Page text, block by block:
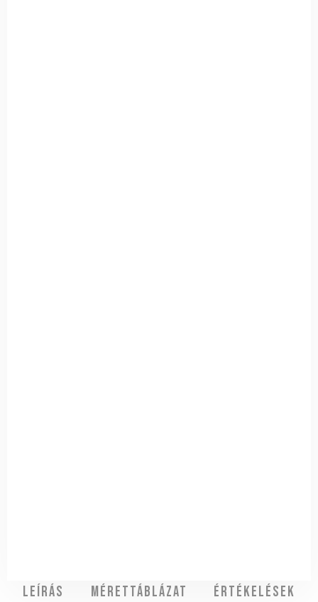
Leírás Mérettáblázat
Értékelések